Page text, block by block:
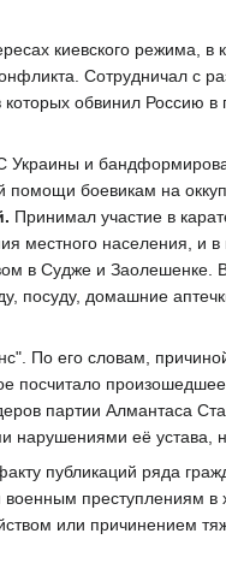
киевского режима, в
Сотрудничал с
которых обвинил Россию в
Украины и
боевикам на
Принимал участие в
местного населения, и в
в Судже и Заолешенке.
посуду, домашние
По его словам, причиной
посчитало
партии Алмантаса
нарушениями её устава,
публикаций ряда
преступлениям в
или причинением